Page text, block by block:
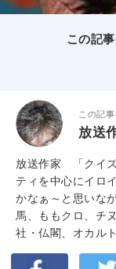
この記
この記
放送
放送作家 「クイ
ティを中心にイロ
かなぁ～と思いな
馬、ももクロ、チ
社・仏閣、オカル